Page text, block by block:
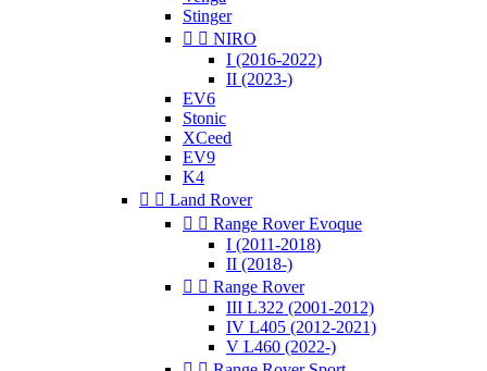
Stinger
  NIRO
I (2016-2022)
II (2023-)
EV6
Stonic
XCeed
EV9
K4
  Land Rover
  Range Rover Evoque
I (2011-2018)
II (2018-)
  Range Rover
III L322 (2001-2012)
IV L405 (2012-2021)
V L460 (2022-)